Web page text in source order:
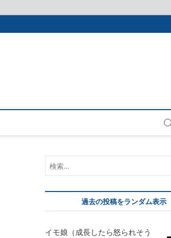
過去の投稿をランダム表示
イモ娘（成長したら怒られそう